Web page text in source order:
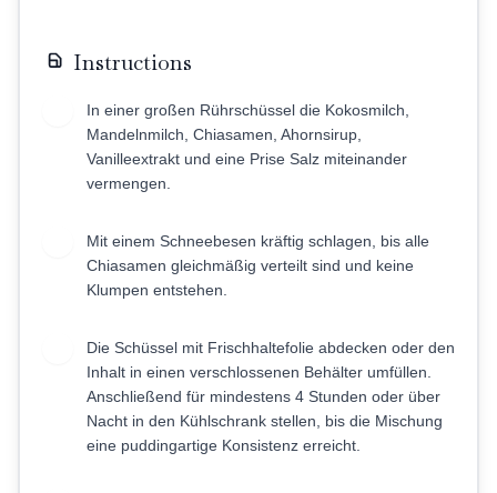
Instructions
In einer großen Rührschüssel die Kokosmilch,
Mandelnmilch, Chiasamen, Ahornsirup,
Vanilleextrakt und eine Prise Salz miteinander
vermengen.
Mit einem Schneebesen kräftig schlagen, bis alle
Chiasamen gleichmäßig verteilt sind und keine
Klumpen entstehen.
Die Schüssel mit Frischhaltefolie abdecken oder den
Inhalt in einen verschlossenen Behälter umfüllen.
Anschließend für mindestens 4 Stunden oder über
Nacht in den Kühlschrank stellen, bis die Mischung
eine puddingartige Konsistenz erreicht.